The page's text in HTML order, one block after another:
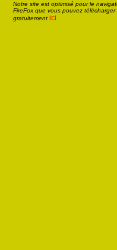
Notre site est optimisé pour le
FireFox que vous pouvez télécharger
gratuitement ici